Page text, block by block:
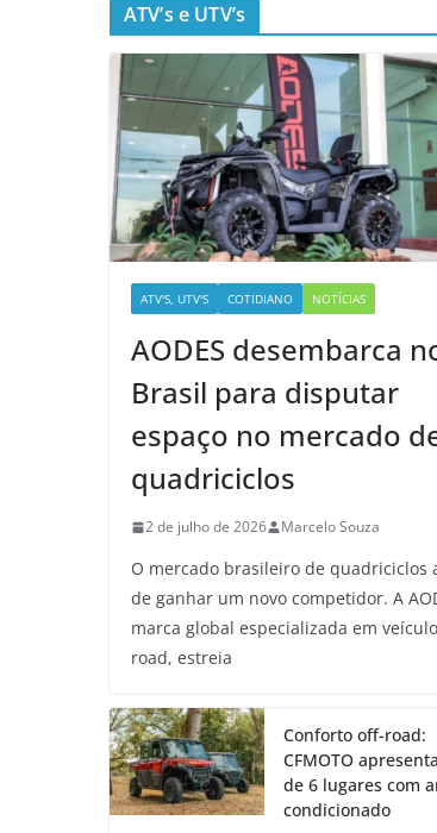
ATV’s e UTV’s
ATV'S, UTV'S COTIDIANO NOTÍCIAS
AODES desembarca
Brasil para disputar
espaço no mercado
quadriciclos
2 de julho de 2026 Marcelo Souza
O mercado brasileiro de quadriciclos
de ganhar um novo competidor. A
marca global especializada em
road, estreia
Conforto off-road:
CFMOTO
de 6 lugares com
condicionado